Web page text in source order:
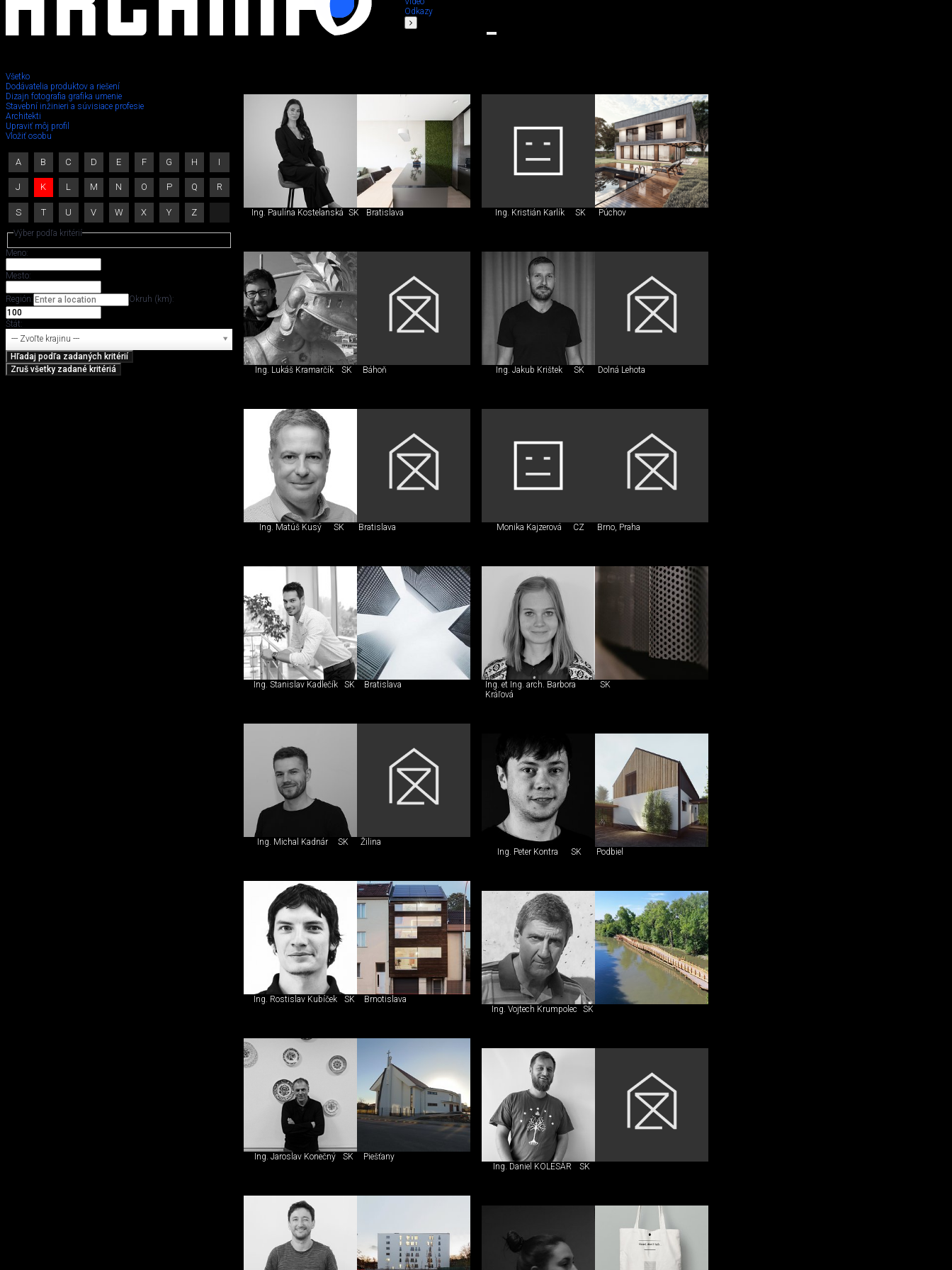
Odkazy
Všetko
Dodávatelia produktov a riešení
Dizajn fotografia grafika umenie
Stavební inžinieri a súvisiace profesie
Architekti
Upraviť môj profil
Vložiť osobu
A B C D E F G H I
J K L M N O P Q R
S T U V W X Y Z
Výber podľa kritérií
Meno:
Mesto:
Región: Okruh (km):
Štát:
--- Zvoľte krajinu ---
Stavebný
inžinier,
špecialista
Ing. Paulína Kostelanská SK Bratislava Ing. Kristián Karlík SK Púchov
Ing. Lukáš Kramarčík SK Báhoň Ing. Jakub Krištek SK Dolná Lehota
Ing. Matúš Kusý SK Bratislava Monika Kajzerová CZ Brno, Praha
Ing. Stanislav Kadlečík SK Bratislava
Ing. et Ing. arch. Barbora
Kráľová
SK
Ing. Michal Kadnár SK
Žilina
Ing. Peter Kontra
SK Podbiel
Ing. Rostislav Kubíček SK
Brnotislava
Ing. Vojtech Krumpolec
SK
Ing. Jaroslav Konečný SK
Piešťany
Ing. Daniel KOLESÁR
SK